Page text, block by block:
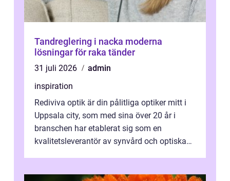
Tandreglering i nacka moderna
lösningar för raka tänder
31 juli 2026
admin
inspiration
Rediviva optik är din pålitliga optiker mitt i
Uppsala city, som med sina över 20 år i
branschen har etablerat sig som en
kvalitetsleverantör av synvård och optiska